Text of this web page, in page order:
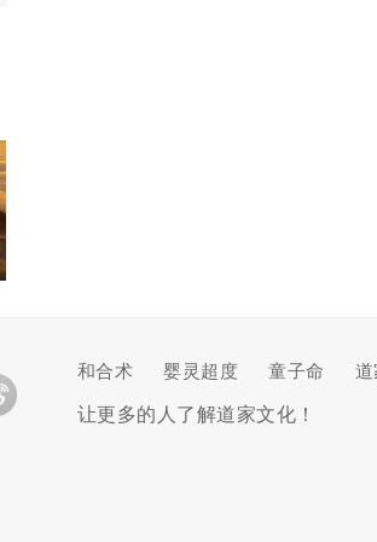
和合术 婴灵超度 童子命
让更多的人了解道家文化！